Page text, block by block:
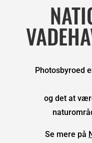
Photosbyroed
og det at
Se mere på